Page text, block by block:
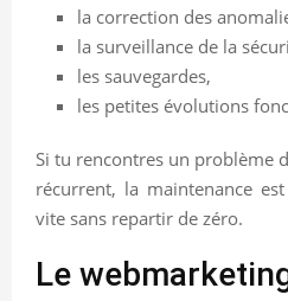
la correction des
la surveillance de la
les sauvegardes,
les petites évolutions
Si tu rencontres un problème
récurrent, la maintenance
vite sans repartir de zéro.
Le